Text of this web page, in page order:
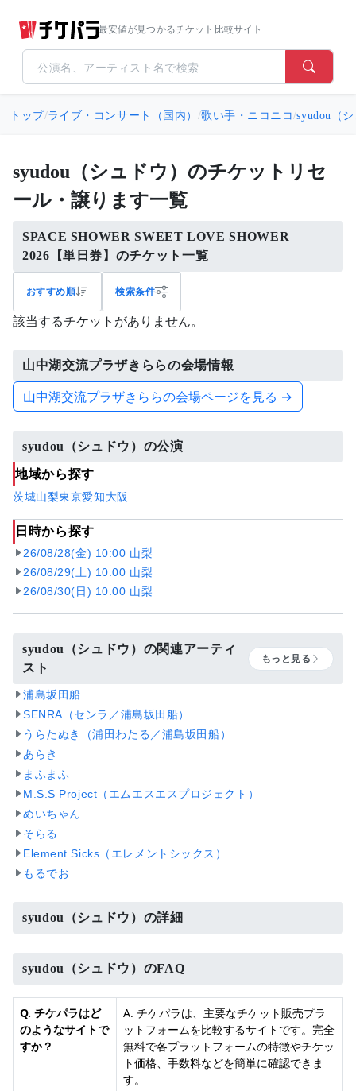
最安値が見つかるチケット比較サイト
トップ/ライブ・コンサート（国内） /歌い手・ニコニコ/syudou（
syudou（シュドウ）のチケットリセ
ール・譲ります一覧
SPACE SHOWER SWEET LOVE SHOWER
2026【単日券】のチケット一覧
おすすめ順 検索条件
該当するチケットがありません。
山中湖交流プラザきららの会場情報
山中湖交流プラザきららの会場ページを見る →
syudou（シュドウ）の公演
地域から探す
茨城山梨東京愛知大阪
日時から探す
26/08/28(金) 10:00 山梨
26/08/29(土) 10:00 山梨
26/08/30(日) 10:00 山梨
syudou（シュドウ）の関連アーティ
スト
もっと見る
浦島坂田船
SENRA（センラ／浦島坂田船）
うらたぬき（浦田わたる／浦島坂田船）
あらき
まふまふ
M.S.S Project（エムエスエスプロジェクト）
めいちゃん
そらる
Element Sicks（エレメントシックス）
もるでお
syudou（シュドウ）の詳細
syudou（シュドウ）のFAQ
Q. チケパラはど
のようなサイトで
すか？
A. チケパラは、主要なチケット販売プラ
ットフォームを比較するサイトです。完全
無料で各プラットフォームの特徴やチケッ
ト価格、手数料などを簡単に確認できま
す。